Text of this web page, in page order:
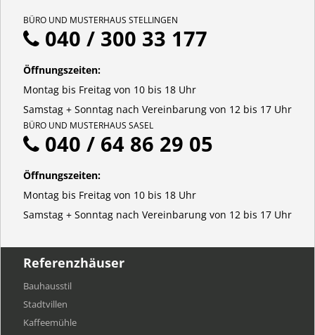
BÜRO UND MUSTERHAUS STELLINGEN
040 / 300 33 177
Öffnungszeiten:
Montag bis Freitag von 10 bis 18 Uhr
Samstag + Sonntag nach Vereinbarung von 12 bis 17 Uhr
BÜRO UND MUSTERHAUS SASEL
040 / 64 86 29 05
Öffnungszeiten:
Montag bis Freitag von 10 bis 18 Uhr
Samstag + Sonntag nach Vereinbarung von 12 bis 17 Uhr
Referenzhäuser
Bauhausstil
Stadtvillen
Kaffeemühle